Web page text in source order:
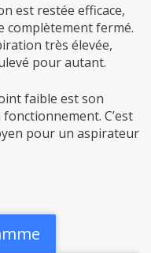
est restée efficace,
complètement fermé.
très élevée,
pour autant.
faible est son
C’est
pour un aspirateur